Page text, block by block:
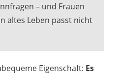
– und Frauen
altes Leben passt nicht
Eigenschaft: Es